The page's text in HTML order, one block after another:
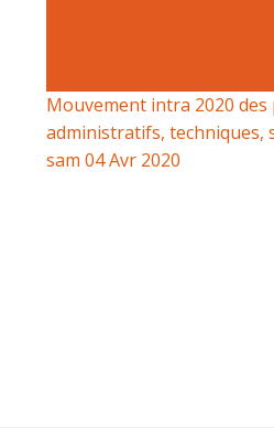
Mouvement intra 2020
administratifs, techniques,
sam 04 Avr 2020